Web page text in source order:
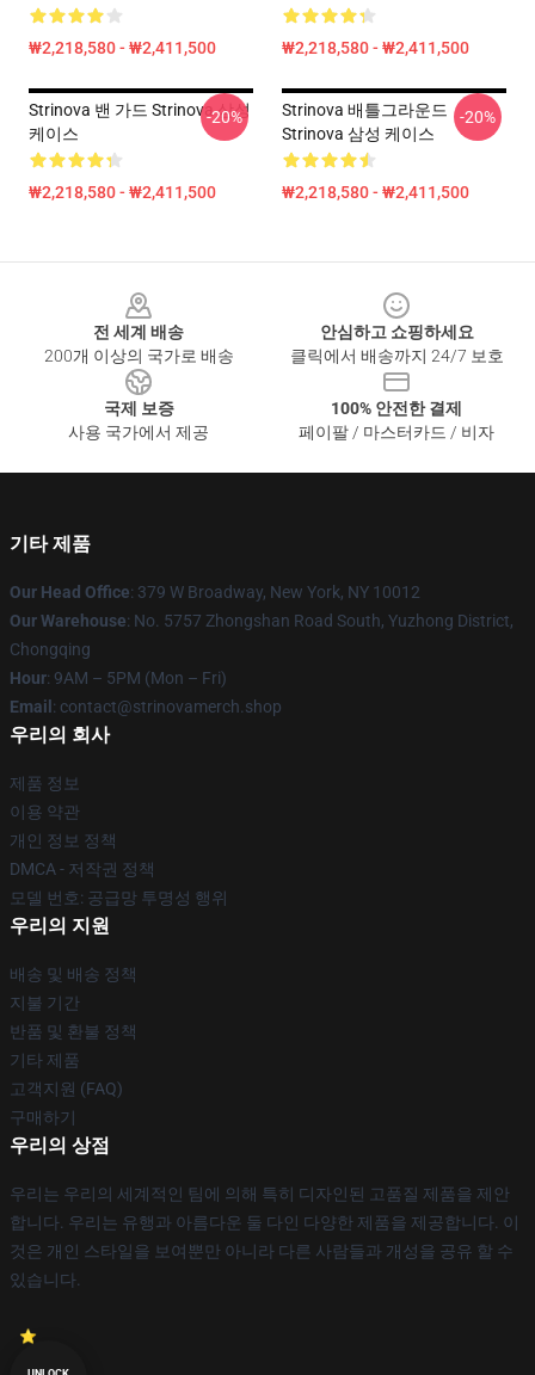
₩2,218,580 - ₩2,411,500 ₩2,218,580 - ₩2,411,500
Strinova 밴 가드 Strinova 삼성
케이스
₩2,218,580 - ₩2,411,500
-20%
Strinova 배틀그라운드
Strinova 삼성 케이스
₩2,218,580 - ₩2,411,500
-20%
전 세계 배송
200개 이상의 국가로 배송
안심하고 쇼핑하세요
클릭에서 배송까지 24/7 보호
국제 보증
사용 국가에서 제공
100% 안전한 결제
페이팔 / 마스터카드 / 비자
기타 제품
Our Head Office: 379 W Broadway, New York, NY 10012
Our Warehouse: No. 5757 Zhongshan Road South, Yuzhong District,
Chongqing
Hour: 9AM – 5PM (Mon – Fri)
Email : contact@strinovamerch.shop
우리의 회사
제품 정보
이용 약관
개인 정보 정책
DMCA - 저작권 정책
모델 번호: 공급망 투명성 행위
우리의 지원
배송 및 배송 정책
지불 기간
반품 및 환불 정책
기타 제품
고객지원 (FAQ)
구매하기
우리의 상점
우리는 우리의 세계적인 팀에 의해 특히 디자인된 고품질 제품을 제안
합니다. 우리는 유행과 아름다운 둘 다인 다양한 제품을 제공합니다. 이
것은 개인 스타일을 보여뿐만 아니라 다른 사람들과 개성을 공유 할 수
있습니다.